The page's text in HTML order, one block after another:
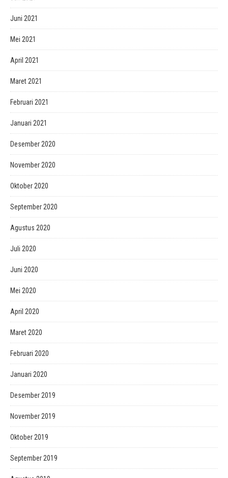
Juni 2021
Mei 2021
April 2021
Maret 2021
Februari 2021
Januari 2021
Desember 2020
November 2020
Oktober 2020
September 2020
Agustus 2020
Juli 2020
Juni 2020
Mei 2020
April 2020
Maret 2020
Februari 2020
Januari 2020
Desember 2019
November 2019
Oktober 2019
September 2019